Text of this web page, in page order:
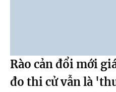
Rào cản đổi mới
đo thi cử vẫn là